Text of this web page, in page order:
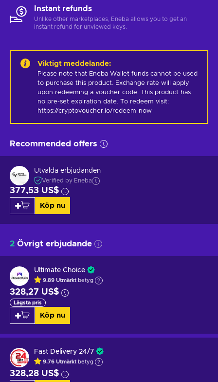
Instant refunds
Unlike other marketplaces, Eneba allows you to get an
instant refund for unviewed keys.
Viktigt meddelande:
Please note that Eneba Wallet funds cannot be used
to purchase this product. Exchange rate will apply
upon redeeming a voucher code. This product has
no pre-set expiration date. To redeem visit:
https://cryptovoucher.io/redeem-now
Recommended offers
Utvalda erbjudanden
Verified by Eneba
377,53 US$
Köp nu
2 Övrigt erbjudande
Ultimate Choice
9.89 Utmärkt betyg
328,27 US$
Lägsta pris
Köp nu
Fast Delivery 24/7
9.76 Utmärkt betyg
328,28 US$